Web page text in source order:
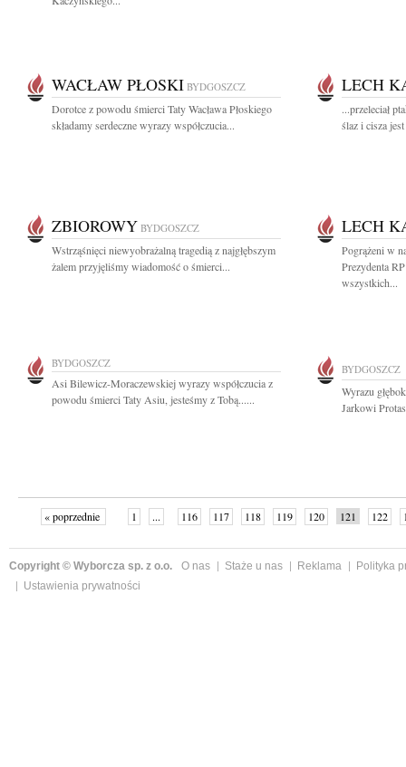
WACŁAW PŁOSKI BYDGOSZCZ
Dorotce z powodu śmierci Taty Wacława Płoskiego
składamy serdeczne wyrazy współczucia...
LECH
...przeleciał
ślaz i cisza
ZBIOROWY BYDGOSZCZ
Wstrząśnięci niewyobrażalną tragedią z najgłębszym
żalem przyjęliśmy wiadomość o śmierci...
LECH
Pogrążeni w
Prezydenta
wszystkich...
BYDGOSZCZ
Asi Bilewicz-Moraczewskiej wyrazy współczucia z
powodu śmierci Taty Asiu, jesteśmy z Tobą......
BYDGOSZCZ
Wyrazu
Jarkowi
« poprzednie 1 ... 116 117 118 119 120 121 122
Copyright © Wyborcza sp. z o.o. O nas Staże u nas Reklama
Polityka
Ustawienia prywatności